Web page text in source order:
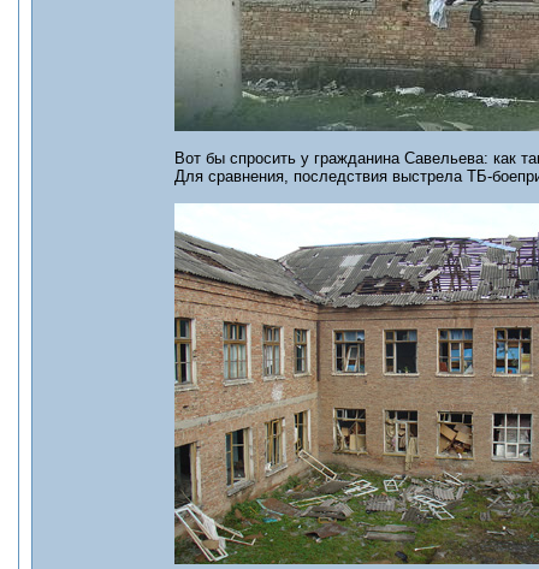
Вот бы спросить у гражданина Савельева: как
Для сравнения, последствия выстрела ТБ-